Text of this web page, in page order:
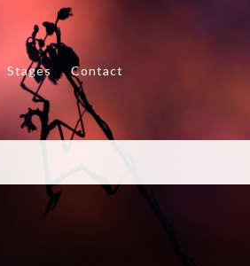
Stages Contact